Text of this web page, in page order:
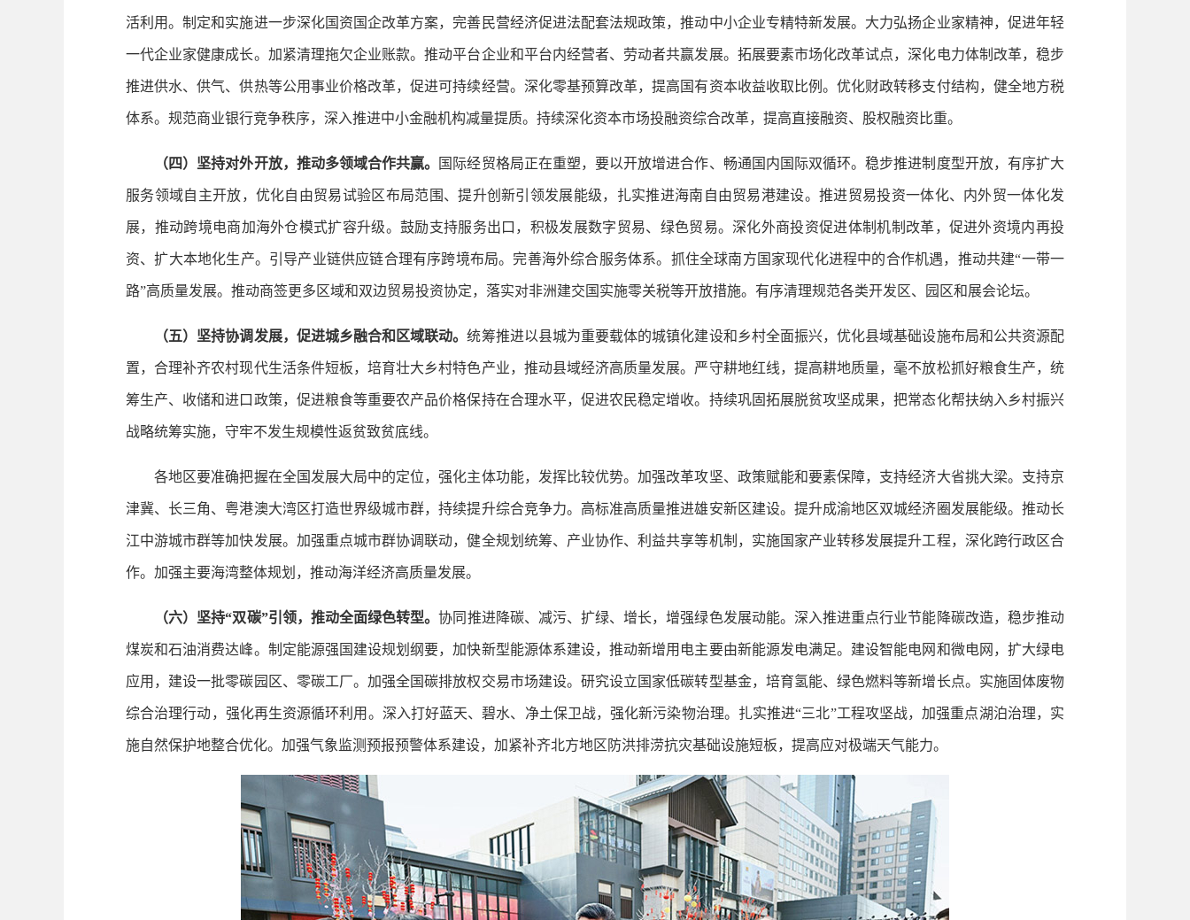
活利用。制定和实施进一步深化国资国企改革方案，完善民营经济促进法配套法规政策，推动中小企业专精特新发展。大力弘扬企业家精神，促进年轻
一代企业家健康成长。加紧清理拖欠企业账款。推动平台企业和平台内经营者、劳动者共赢发展。拓展要素市场化改革试点，深化电力体制改革，稳步
推进供水、供气、供热等公用事业价格改革，促进可持续经营。深化零基预算改革，提高国有资本收益收取比例。优化财政转移支付结构，健全地方税
体系。规范商业银行竞争秩序，深入推进中小金融机构减量提质。持续深化资本市场投融资综合改革，提高直接融资、股权融资比重。
（四）坚持对外开放，推动多领域合作共赢。 国际经贸格局正在重塑，要以开放增进合作、畅通国内国际双循环。稳步推进制度型开放，有序扩大
服务领域自主开放，优化自由贸易试验区布局范围、提升创新引领发展能级，扎实推进海南自由贸易港建设。推进贸易投资一体化、内外贸一体化发
展，推动跨境电商加海外仓模式扩容升级。鼓励支持服务出口，积极发展数字贸易、绿色贸易。深化外商投资促进体制机制改革，促进外资境内再投
资、扩大本地化生产。引导产业链供应链合理有序跨境布局。完善海外综合服务体系。抓住全球南方国家现代化进程中的合作机遇，推动共建“一带一
路”高质量发展。推动商签更多区域和双边贸易投资协定，落实对非洲建交国实施零关税等开放措施。有序清理规范各类开发区、园区和展会论坛。
（五）坚持协调发展，促进城乡融合和区域联动。统筹推进以县城为重要载体的城镇化建设和乡村全面振兴，优化县域基础设施布局和公共资源配
置，合理补齐农村现代生活条件短板，培育壮大乡村特色产业，推动县域经济高质量发展。严守耕地红线，提高耕地质量，毫不放松抓好粮食生产，统
筹生产、收储和进口政策，促进粮食等重要农产品价格保持在合理水平，促进农民稳定增收。持续巩固拓展脱贫攻坚成果，把常态化帮扶纳入乡村振兴
战略统筹实施，守牢不发生规模性返贫致贫底线。
各地区要准确把握在全国发展大局中的定位，强化主体功能，发挥比较优势。加强改革攻坚、政策赋能和要素保障，支持经济大省挑大梁。支持京
津冀、长三角、粤港澳大湾区打造世界级城市群，持续提升综合竞争力。高标准高质量推进雄安新区建设。提升成渝地区双城经济圈发展能级。推动长
江中游城市群等加快发展。加强重点城市群协调联动，健全规划统筹、产业协作、利益共享等机制，实施国家产业转移发展提升工程，深化跨行政区合
作。加强主要海湾整体规划，推动海洋经济高质量发展。
（六）坚持“双碳”引领，推动全面绿色转型。协同推进降碳、减污、扩绿、增长，增强绿色发展动能。深入推进重点行业节能降碳改造，稳步推动
煤炭和石油消费达峰。制定能源强国建设规划纲要，加快新型能源体系建设，推动新增用电主要由新能源发电满足。建设智能电网和微电网，扩大绿电
应用，建设一批零碳园区、零碳工厂。加强全国碳排放权交易市场建设。研究设立国家低碳转型基金，培育氢能、绿色燃料等新增长点。实施固体废物
综合治理行动，强化再生资源循环利用。深入打好蓝天、碧水、净土保卫战，强化新污染物治理。扎实推进“三北”工程攻坚战，加强重点湖泊治理，实
施自然保护地整合优化。加强气象监测预报预警体系建设，加紧补齐北方地区防洪排涝抗灾基础设施短板，提高应对极端天气能力。